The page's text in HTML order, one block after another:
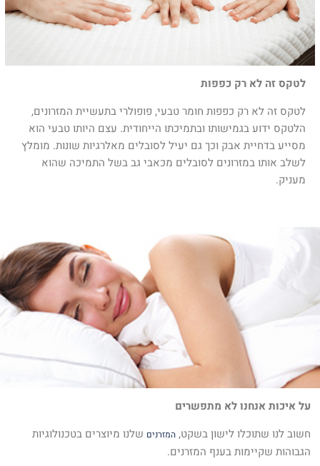
לטקס זה לא רק כפפות
לטקס זה לא רק כפפות חומר טבעי, פופולרי בתעשיית המזרונים,
הלטקס ידוע בגמישותו ובתמיכתו הייחודית. עצם היותו טבעי הוא
מסייע בדחיית אבק וכך גם יעיל לסובלים מאלרגיות שונות. מומלץ
לשלב אותו במזרונים לסובלים מכאבי גב בשל התמיכה שהוא
מעניק.
על איכות אנחנו לא מתפשרים
חשוב לנו שתוכלו לישון בשקט,המזרנים שלנו מיוצרים בטכנולוגיות
הגבוהות שקיימות בענף המזרנים.